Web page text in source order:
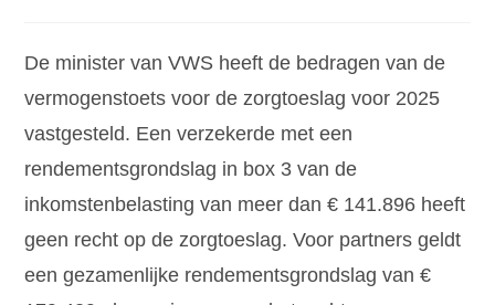
De minister van VWS heeft de bedragen van de
vermogenstoets voor de zorgtoeslag voor 2025
vastgesteld. Een verzekerde met een
rendementsgrondslag in box 3 van de
inkomstenbelasting van meer dan € 141.896 heeft
geen recht op de zorgtoeslag. Voor partners geldt
een gezamenlijke rendementsgrondslag van €